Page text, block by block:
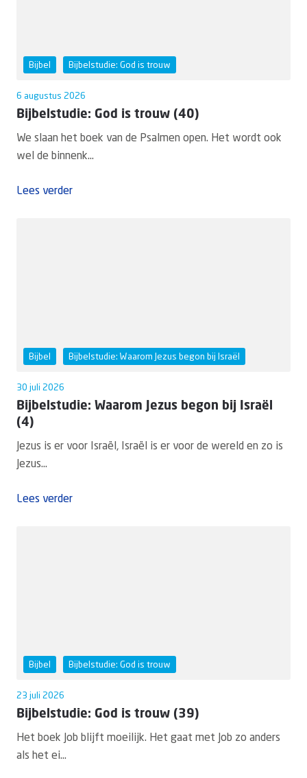
Bijbel Bijbelstudie: God is trouw
6 augustus 2026
Bijbelstudie: God is trouw (40)
We slaan het boek van de Psalmen open. Het wordt ook
wel de binnenk...
Lees verder
Bijbel Bijbelstudie: Waarom Jezus begon bij Israël
30 juli 2026
Bijbelstudie: Waarom Jezus begon bij Israël
(4)
Jezus is er voor Israël, Israël is er voor de wereld en zo is
Jezus...
Lees verder
Bijbel Bijbelstudie: God is trouw
23 juli 2026
Bijbelstudie: God is trouw (39)
Het boek Job blijft moeilijk. Het gaat met Job zo anders
als het ei...